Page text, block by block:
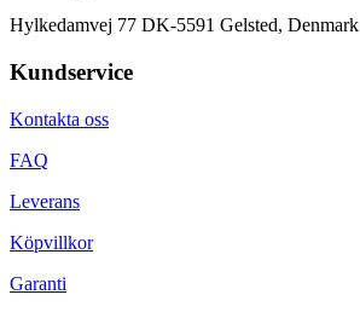
Hylkedamvej 77 DK-5591 Gelsted, Denmark
Kundservice
Kontakta oss
FAQ
Leverans
Köpvillkor
Garanti